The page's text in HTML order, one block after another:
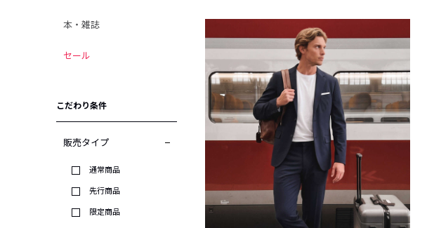
本・雑誌
セール
こだわり条件
販売タイプ
通常商品
先行商品
限定商品